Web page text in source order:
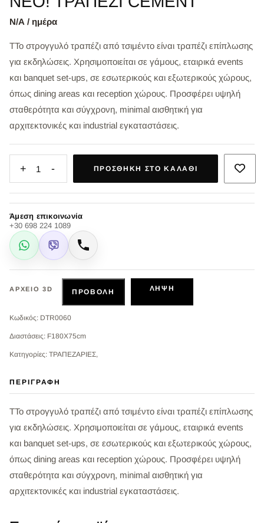
Ν/Α / ημέρα
ΤΤο στρογγυλό τραπέζι από τσιμέντο είναι τραπέζι επίπλωσης
για εκδηλώσεις. Χρησιμοποιείται σε γάμους, εταιρικά events
και banquet set-ups, σε εσωτερικούς και εξωτερικούς χώρους,
όπως dining areas και reception χώρους. Προσφέρει υψηλή
σταθερότητα και σύγχρονη, minimal αισθητική για
αρχιτεκτονικές και industrial εγκαταστάσεις.
+ 1 - ΠΡΟΣΘΉΚΗ ΣΤΟ ΚΑΛΆΘΙ
Άμεση επικοινωνία
+30 698 224 1089
WhatsApp
Viber Κλήση
ΑΡΧΕΊΟ 3D ΠΡΟΒΟΛΉ ΛΉΨΗ
Κωδικός: DTR0060
Διαστάσεις: F180X75cm
Κατηγορίες: ΤΡΑΠΕΖΑΡΙΕΣ,
ΠΕΡΙΓΡΑΦΉ
ΤΤο στρογγυλό τραπέζι από τσιμέντο είναι τραπέζι επίπλωσης
για εκδηλώσεις. Χρησιμοποιείται σε γάμους, εταιρικά events
και banquet set-ups, σε εσωτερικούς και εξωτερικούς χώρους,
όπως dining areas και reception χώρους. Προσφέρει υψηλή
σταθερότητα και σύγχρονη, minimal αισθητική για
αρχιτεκτονικές και industrial εγκαταστάσεις.